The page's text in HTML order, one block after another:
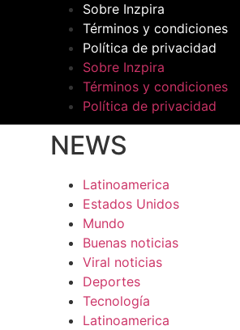
Sobre Inzpira
Términos y condiciones
Política de privacidad
Sobre Inzpira
Términos y condiciones
Política de privacidad
NEWS
Latinoamerica
Estados Unidos
Mundo
Buenas noticias
Viral noticias
Deportes
Tecnología
Latinoamerica